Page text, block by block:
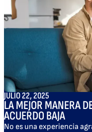
JULIO 22, 2025
LA MEJOR MANERA
ACUERDO BAJA
No es una experiencia